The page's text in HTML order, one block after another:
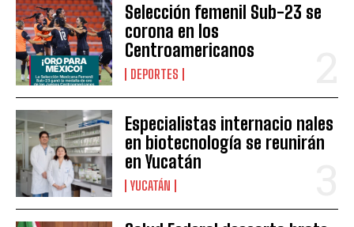
Selección femenil Sub-23 se
corona en los
Centroamericanos
DEPORTES
Especialistas internacio nales
en biotecnología se reunirán
en Yucatán
YUCATÁN